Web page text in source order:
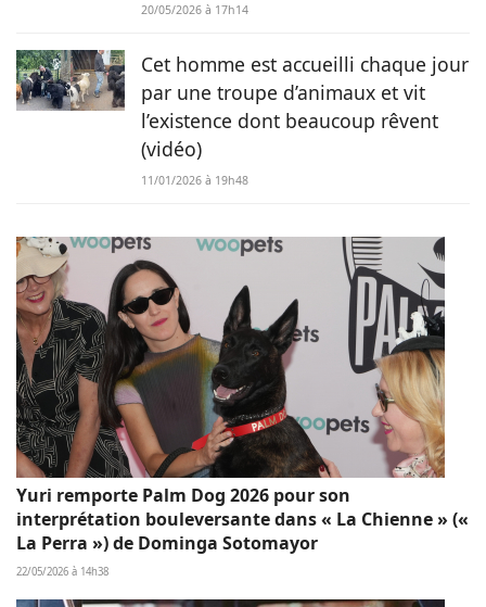
20/05/2026 à 17h14
Cet homme est accueilli chaque jour
par une troupe d’animaux et vit
l’existence dont beaucoup rêvent
(vidéo)
11/01/2026 à 19h48
Yuri remporte Palm Dog 2026 pour son
interprétation bouleversante dans « La Chienne » («
La Perra ») de Dominga Sotomayor
22/05/2026 à 14h38